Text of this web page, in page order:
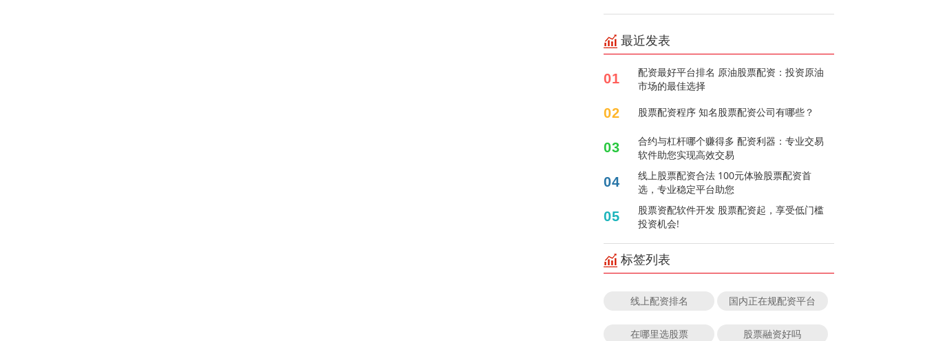
最近发表
01
配资最好平台排名 原油股票配资：投资原油
市场的最佳选择
02 股票配资程序 知名股票配资公司有哪些？
03
合约与杠杆哪个赚得多 配资利器：专业交易
软件助您实现高效交易
04
线上股票配资合法 100元体验股票配资首
选，专业稳定平台助您
05
股票资配软件开发 股票配资起，享受低门槛
投资机会!
标签列表
线上配资排名 国内正在规配资平台
在哪里选股票 股票融资好吗